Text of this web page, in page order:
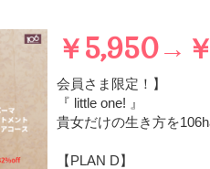
￥5,950→
会員さま限定！】
『 little one! 』
貴女だけの生き方を
【PLAN D】